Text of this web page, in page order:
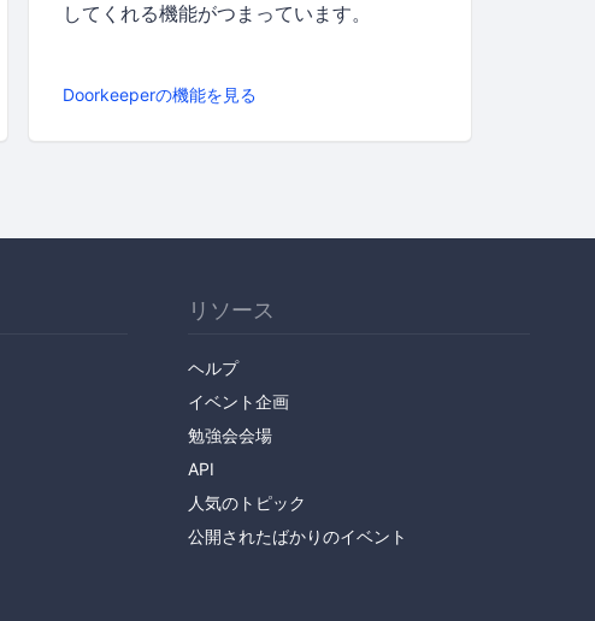
してくれる機能がつまっています。
Doorkeeperの機能を見る
リソース
ヘルプ
イベント企画
勉強会会場
API
人気のトピック
公開されたばかりのイベント